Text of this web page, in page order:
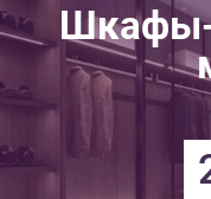
Шкафы-